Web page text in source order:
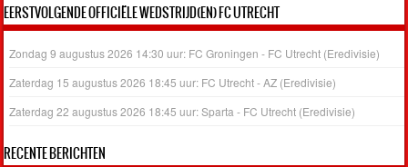
EERSTVOLGENDE OFFICIËLE WEDSTRIJD(EN) FC UTRECHT
Zondag 9 augustus 2026 14:30 uur: FC Groningen - FC Utrecht (Eredivisie)
Zaterdag 15 augustus 2026 18:45 uur: FC Utrecht - AZ (Eredivisie)
Zaterdag 22 augustus 2026 18:45 uur: Sparta - FC Utrecht (Eredivisie)
RECENTE BERICHTEN